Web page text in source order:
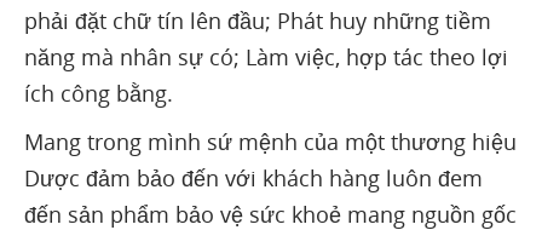
phải đặt chữ tín lên đầu; Phát huy những tiềm
năng mà nhân sự có; Làm việc, hợp tác theo lợi
ích công bằng.
Mang trong mình sứ mệnh của một thương hiệu
Dược đảm bảo đến với khách hàng luôn đem
đến sản phẩm bảo vệ sức khoẻ mang nguồn gốc